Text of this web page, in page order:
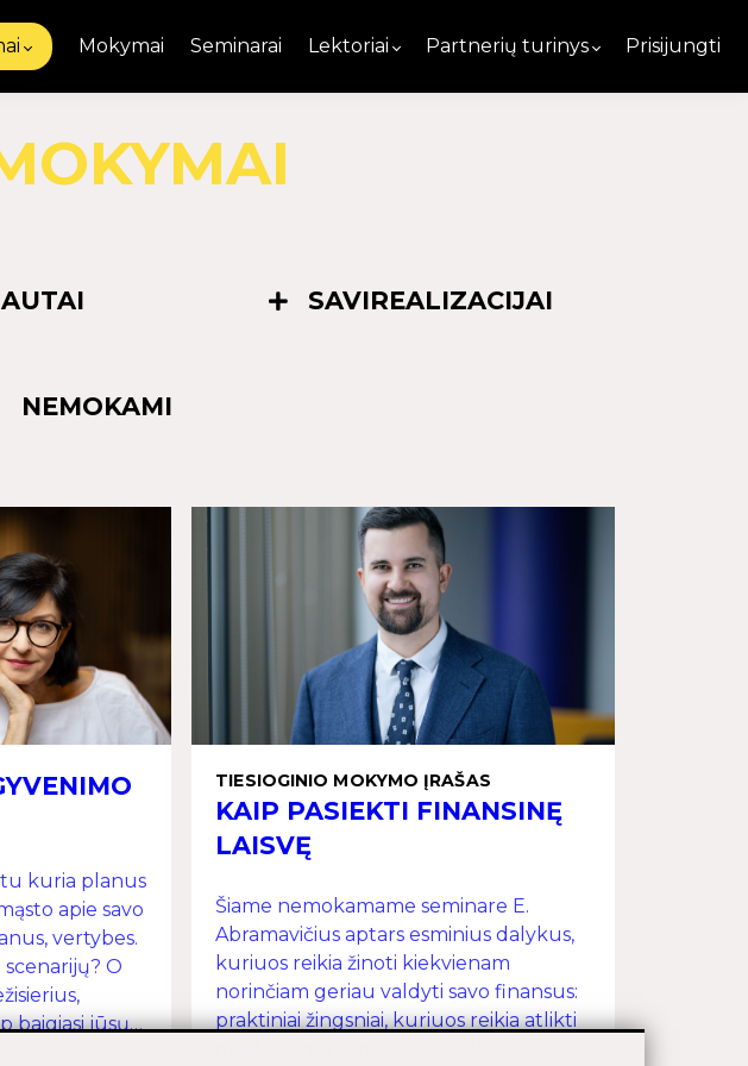
Mokymai Seminarai Lektoriai Partnerių turinys Prisijungti
SAVIREALIZACIJAI
NEMOKAMI
kuria planus
apie savo
vertybes.
O
baigiasi jūsų
TIESIOGINIO MOKYMO ĮRAŠAS
KAIP PASIEKTI FINANSINĘ
LAISVĘ
Šiame nemokamame seminare E.
Abramavičius aptars esminius dalykus,
kuriuos reikia žinoti kiekvienam
norinčiam geriau valdyti savo finansus:
praktiniai žingsniai, kuriuos reikia atlikti